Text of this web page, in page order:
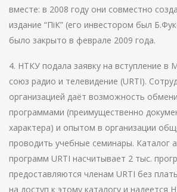
вместе: в 2008 году они совместно
издание “ПіК” (его инвестором был
было закрыто в феврале 2009 года.
4. НТКУ подала заявку на вступление в
союз радио и телевидение (URTІ).
организацией даёт возможность
программами (преимущественно
характера) и опытом в организации
проводить учебные семинары. Каталог
программ URTІ насчитывает 2 тыс.
предоставляются членам URTІ без
на доступ к этому каталогу и надеется